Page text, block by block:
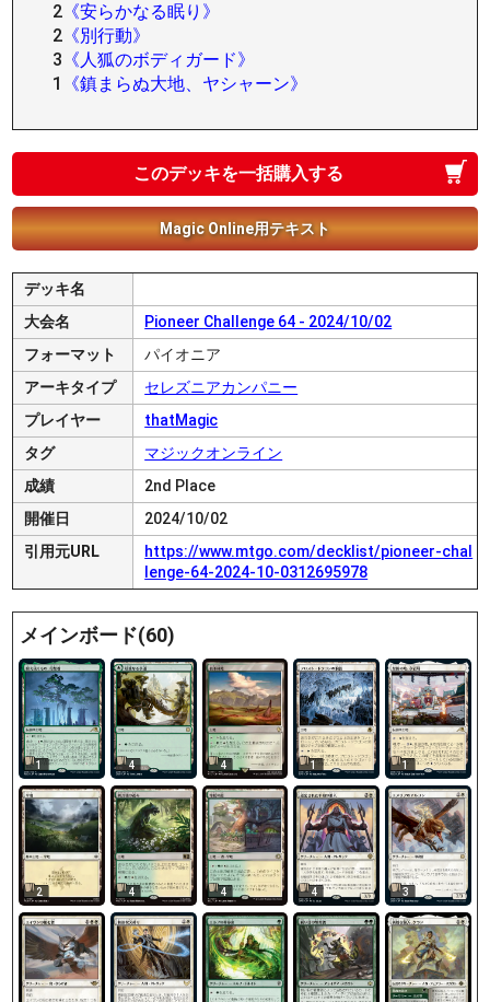
2 《安らかなる眠り》
2 《別行動》
3 《人狐のボディガード》
1
《鎮まらぬ大地、ヤシャーン》
このデッキを一括購入する
Magic Online用テキスト
デッキ名
大会名
Pioneer Challenge 64 - 2024/10/02
フォーマット
パイオニア
アーキタイプ
セレズニアカンパニー
プレイヤー
thatMagic
タグ
マジックオンライン
成績
2nd Place
開催日
2024/10/02
引用元URL
https://www.mtgo.com/decklist/pioneer-chal
lenge-64-2024-10-0312695978
メインボード(60)
1 4 4 1 1
2 4 4 4 3